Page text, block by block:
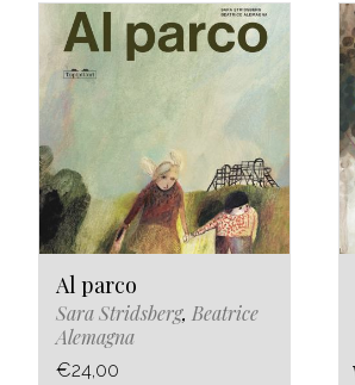
Al parco
Sara Stridsberg, Beatrice
Alemagna
€24,00